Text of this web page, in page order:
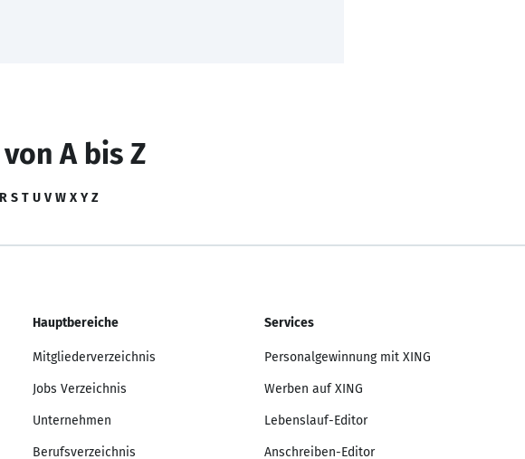
A bis Z
R S T U V W X Y Z
Hauptbereiche
Mitgliederverzeichnis
Jobs Verzeichnis
Unternehmen
Berufsverzeichnis
Services
Personalgewinnung mit XING
Werben auf XING
Lebenslauf-Editor
Anschreiben-Editor